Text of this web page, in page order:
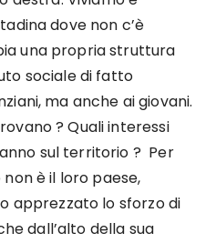
dove non c’è
una propria struttura
sociale di fatto
ma anche ai giovani.
? Quali interessi
sul territorio ? Per
è il loro paese,
apprezzato lo sforzo di
dall’alto della sua